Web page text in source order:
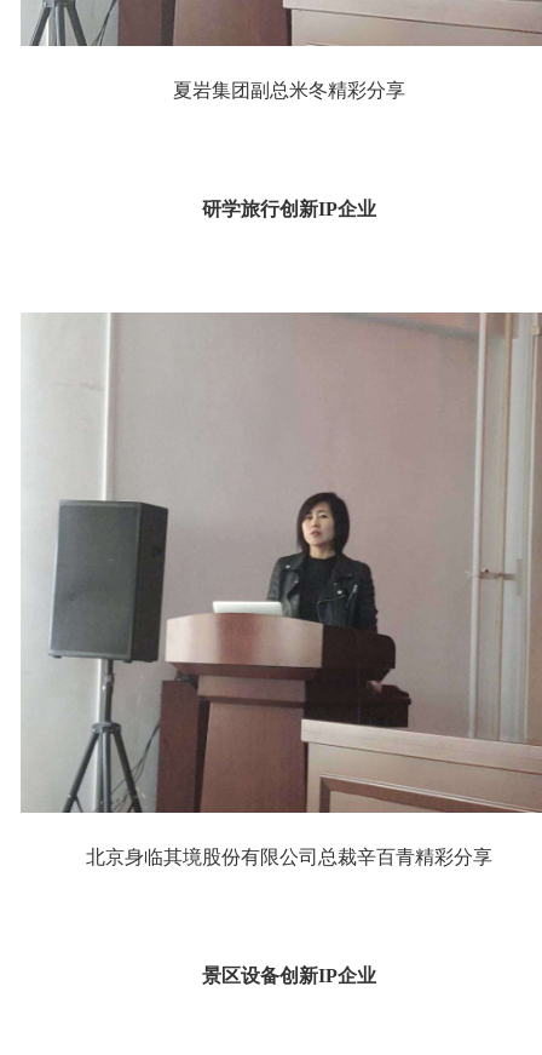
夏岩集团副总米冬精彩分享
研学旅行创新IP企业
北京身临其境股份有限公司总裁辛百青精彩分享
景区设备创新IP企业